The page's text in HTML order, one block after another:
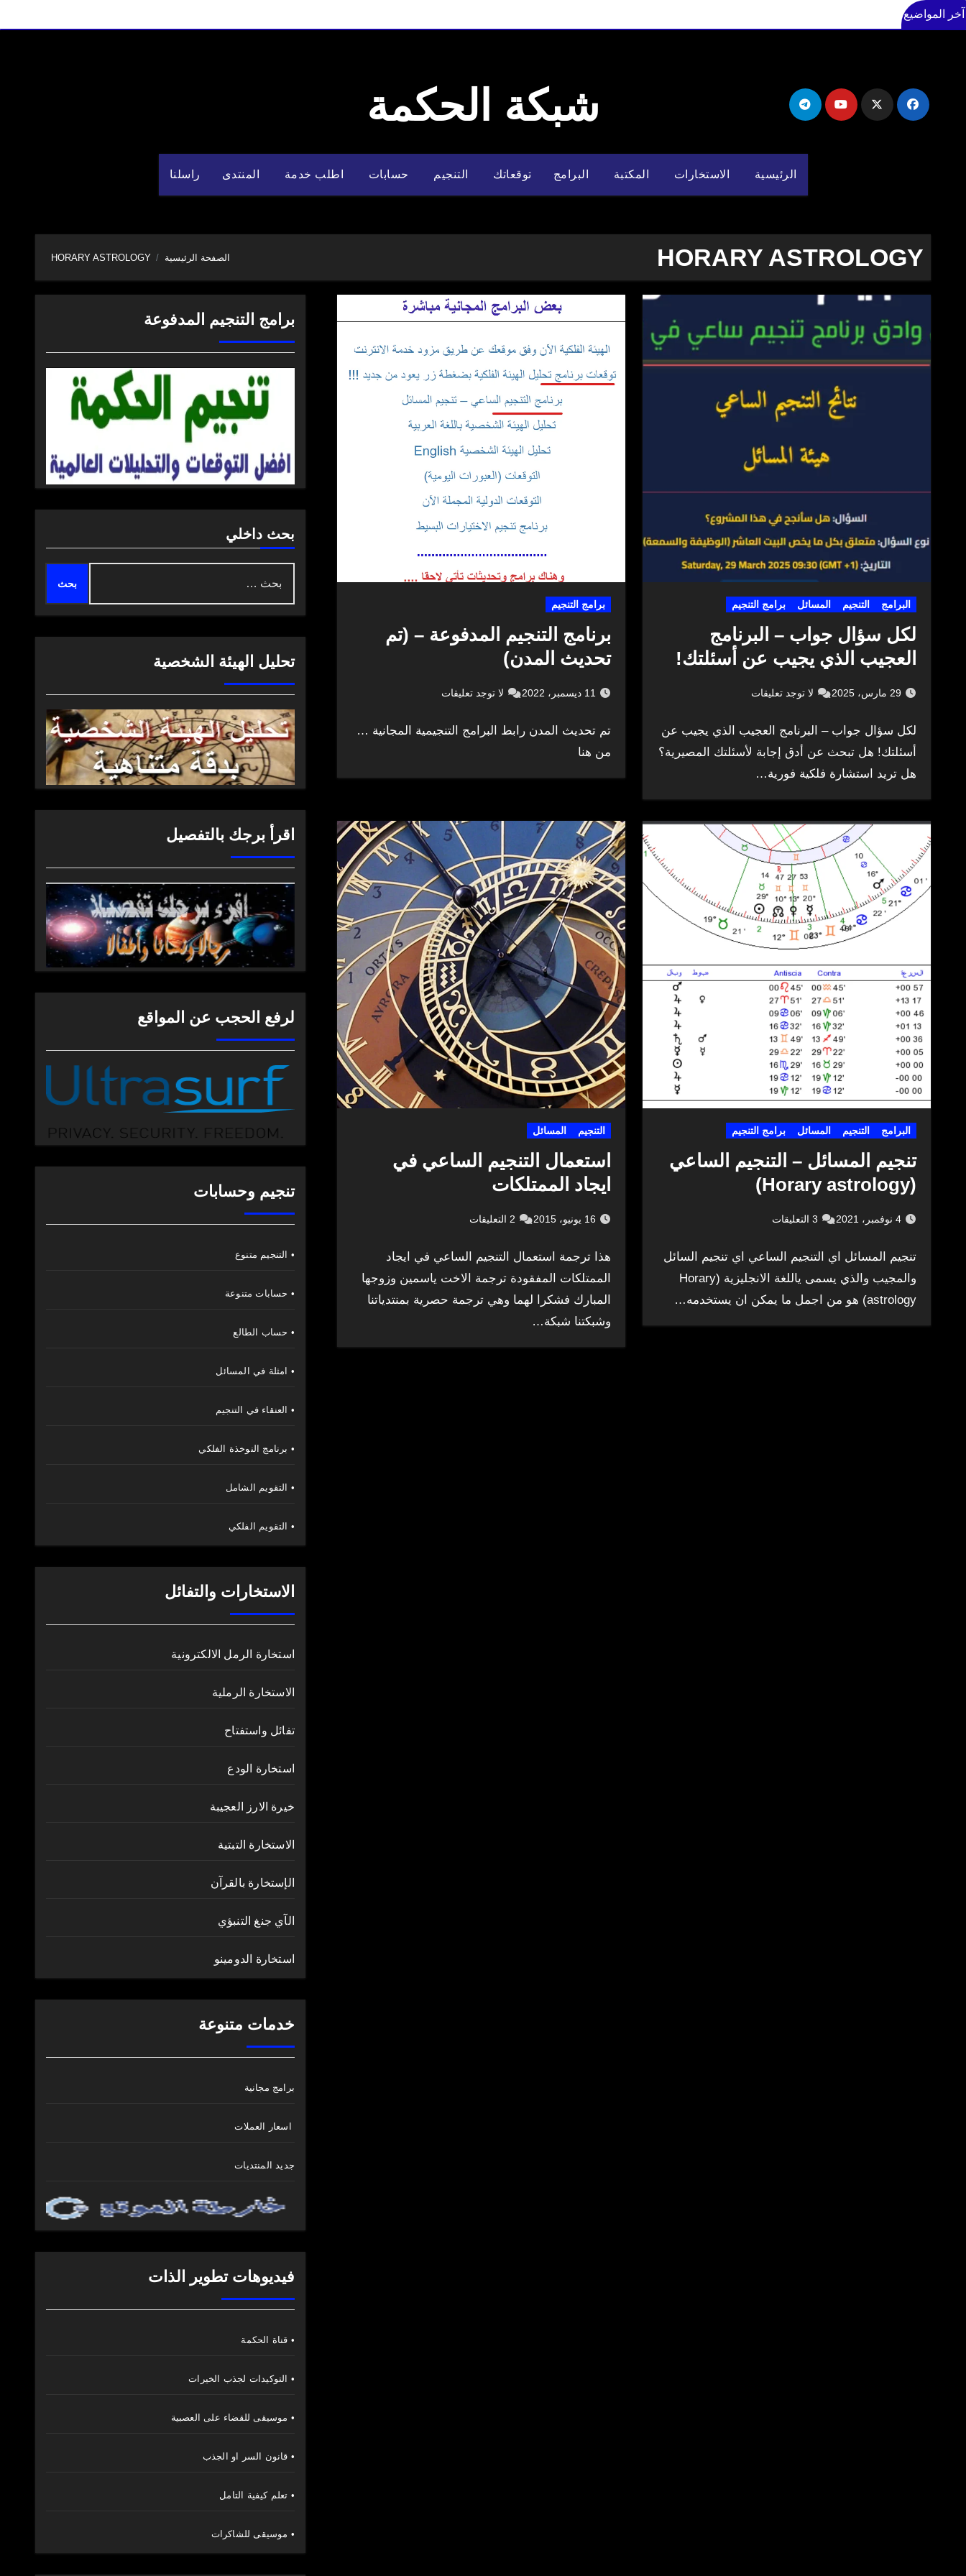
آخر المواضيع
شبكة الحكمة
الرئيسية الاستخارات المكتبة البرامج توقعاتك التنجيم حسابات اطلب خدمة المنتدى راسلنا
HORARY ASTROLOGY الصفحة الرئيسية HORARY ASTROLOGY
البرامج التنجيم المسائل برامج التنجيم
لكل سؤال جواب – البرنامج
العجيب الذي يجيب عن أسئلتك!
29 مارس، 2025 لا توجد تعليقات
لكل سؤال جواب – البرنامج العجيب الذي يجيب عن
أسئلتك! هل تبحث عن أدق إجابة لأسئلتك المصيرية؟
هل تريد استشارة فلكية فورية…
برامج التنجيم
برنامج التنجيم المدفوعة – (تم
تحديث المدن)
11 ديسمبر، 2022 لا توجد تعليقات
تم تحديث المدن رابط البرامج التنجيمية المجانية …
من هنا
البرامج التنجيم المسائل برامج التنجيم
تنجيم المسائل – التنجيم الساعي
(Horary astrology)
4 نوفمبر، 2021 3 التعليقات
تنجيم المسائل اي التنجيم الساعي اي تنجيم السائل
والمجيب والذي يسمى ياللغة الانجليزية (Horary
astrology) هو من اجمل ما يمكن ان يستخدمه…
التنجيم المسائل
استعمال التنجيم الساعي في
ايجاد الممتلكات
16 يونيو، 2015 2 التعليقات
هذا ترجمة استعمال التنجيم الساعي في ايجاد
الممتلكات المفقودة ترجمة الاخت ياسمين وزوجها
المبارك فشكرا لهما وهي ترجمة حصرية بمنتدياتنا
وشبكتنا شبكة…
برامج التنجيم المدفوعة
بحث داخلي
عن:
تحليل الهيئة الشخصية
اقرأ برجك بالتفصيل
لرفع الحجب عن المواقع
تنجيم وحسابات
• التنجيم متنوع
• حسابات متنوعة
• حساب الطالع
• امثلة في المسائل
• العنقاء في التنجيم
• برنامج النوخذة الفلكي
• التقويم الشامل
• التقويم الفلكي
الاستخارات والتفائل
استخارة الرمل الالكترونية
الاستخارة الرملية
تفائل واستفتاح
استخارة الودع
خيرة الارز العجيبة
الاستخارة التبتية
الإستخارة بالقرآن
الآي جنغ التنبؤي
استخارة الدومينو
خدمات متنوعة
برامج مجانية
اسعار العملات
جديد المنتديات
فيديوهات تطوير الذات
• قناة الحكمة
• التوكيدات لجذب الخيرات
• موسيقى للقضاء على العصبية
• قانون السر او الجذب
• تعلم كيفية التامل
• موسيقى للشاكرات